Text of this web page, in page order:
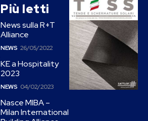
Più letti
News sulla R+T
Alliance
NEWS 26/05/2022
KE a Hospitality
2023
NEWS 04/02/2023
Nasce MIBA –
Milan International